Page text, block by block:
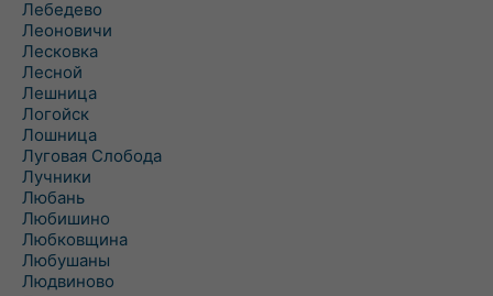
Лебедево
Леоновичи
Лесковка
Лесной
Лешница
Логойск
Лошница
Луговая Слобода
Лучники
Любань
Любишино
Любковщина
Любушаны
Людвиново